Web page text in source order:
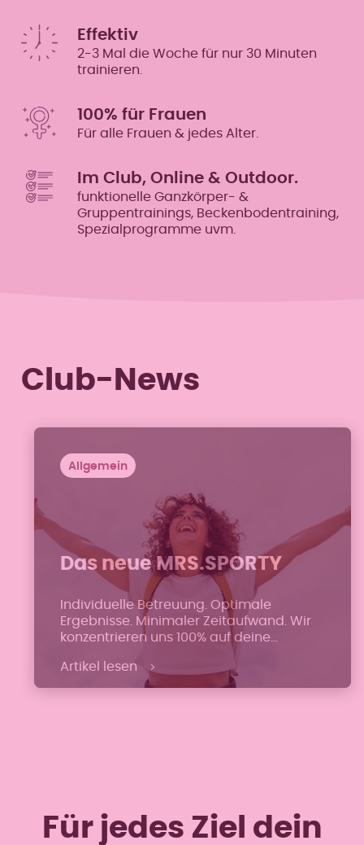
Effektiv
2-3 Mal die Woche für nur 30 Minuten
trainieren.
100% für Frauen
Für alle Frauen & jedes Alter.
Im Club, Online & Outdoor.
funktionelle Ganzkörper- &
Gruppentrainings, Beckenbodentraining,
Spezialprogramme uvm.
Club-News
Allgemein
Das neue MRS.SPORTY
Individuelle Betreuung. Optimale
Ergebnisse. Minimaler Zeitaufwand. Wir
konzentrieren uns 100% auf deine
Bedürfnisse.
Artikel lesen
Für jedes Ziel dein